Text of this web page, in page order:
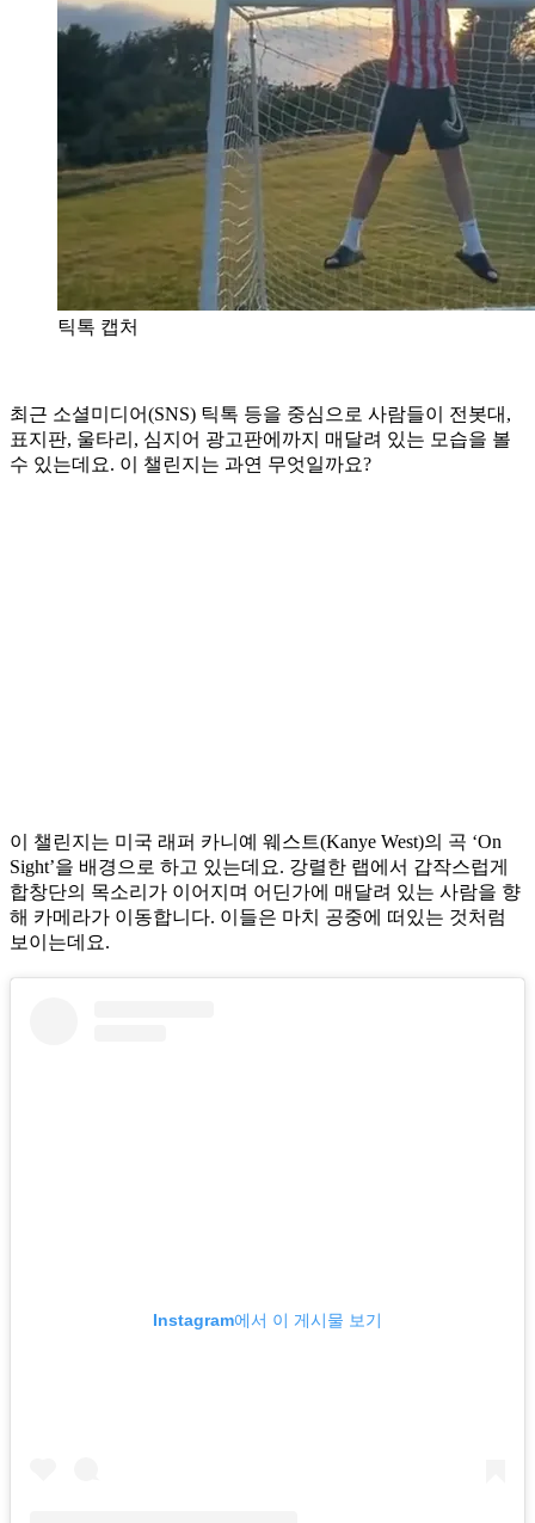
틱톡 캡처
최근 소셜미디어(SNS) 틱톡 등을 중심으로 사람들이 전봇대,
표지판, 울타리, 심지어 광고판에까지 매달려 있는 모습을 볼
수 있는데요. 이 챌린지는 과연 무엇일까요?
이 챌린지는 미국 래퍼 카니예 웨스트(Kanye West)의 곡 ‘On
Sight’을 배경으로 하고 있는데요. 강렬한 랩에서 갑작스럽게
합창단의 목소리가 이어지며 어딘가에 매달려 있는 사람을 향
해 카메라가 이동합니다. 이들은 마치 공중에 떠있는 것처럼
보이는데요.
Instagram에서 이 게시물 보기